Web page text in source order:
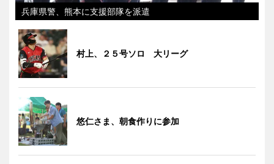
兵庫県警、熊本に支援部隊を派遣
村上、２５号ソロ 大リーグ
悠仁さま、朝食作りに参加